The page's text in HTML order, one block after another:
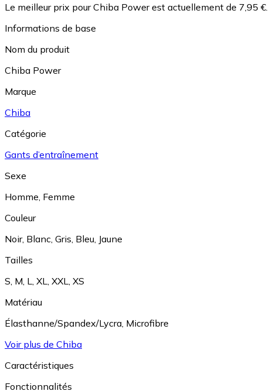
Le meilleur prix pour Chiba Power est actuellement de 7,95 €.
Informations de base
Nom du produit
Chiba Power
Marque
Chiba
Catégorie
Gants d’entraînement
Sexe
Homme Femme
Couleur
Noir, Blanc Gris Bleu Jaune
Tailles
S M L XL XXL
XS
Matériau
Élasthanne/Spandex/Lycra Microfibre
Voir plus de Chiba
Caractéristiques
Fonctionnalités